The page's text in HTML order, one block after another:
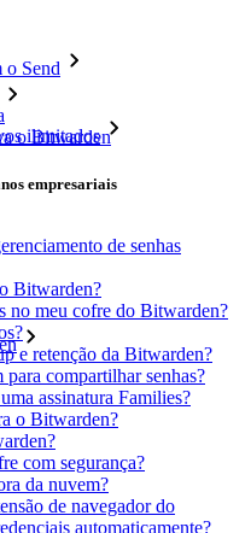
o Send
ilimitados
empresariais
o Bitwarden
de senhas
Bitwarden?
no meu cofre do Bitwarden?
e retenção da Bitwarden?
compartilhar senhas?
assinatura Families?
o Bitwarden?
com segurança?
da nuvem?
de navegador do
automaticamente?